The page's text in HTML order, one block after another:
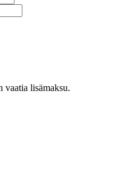
lisämaksu.